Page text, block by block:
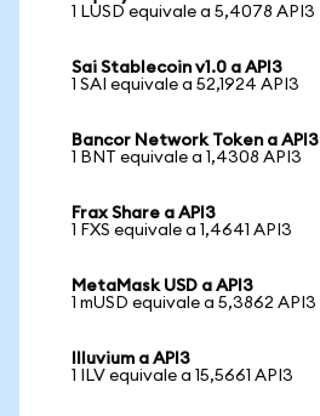
1 LUSD equivale a 5,4078 API3
Sai Stablecoin v1.0 a API3
1 SAI equivale a 52,1924 API3
Bancor Network Token a API3
1 BNT equivale a 1,4308 API3
Frax Share a API3
1 FXS equivale a 1,4641 API3
MetaMask USD a API3
1 mUSD equivale a 5,3862 API3
Illuvium a API3
1 ILV equivale a 15,5661 API3